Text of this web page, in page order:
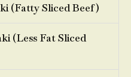
(Fatty Sliced Beef)
(Less Fat Sliced